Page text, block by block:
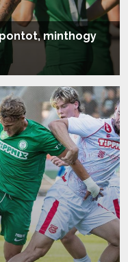
minthogy